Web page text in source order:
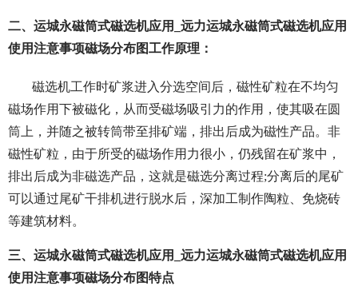
二、运城永磁筒式磁选机应用_远力运城永磁筒式磁选机应用
使用注意事项磁场分布图工作原理：
磁选机工作时矿浆进入分选空间后，磁性矿粒在不均匀
磁场作用下被磁化，从而受磁场吸引力的作用，使其吸在圆
筒上，并随之被转筒带至排矿端，排出后成为磁性产品。非
磁性矿粒，由于所受的磁场作用力很小，仍残留在矿浆中，
排出后成为非磁选产品，这就是磁选分离过程;分离后的尾矿
可以通过尾矿干排机进行脱水后，深加工制作陶粒、免烧砖
等建筑材料。
三、运城永磁筒式磁选机应用_远力运城永磁筒式磁选机应用
使用注意事项磁场分布图特点